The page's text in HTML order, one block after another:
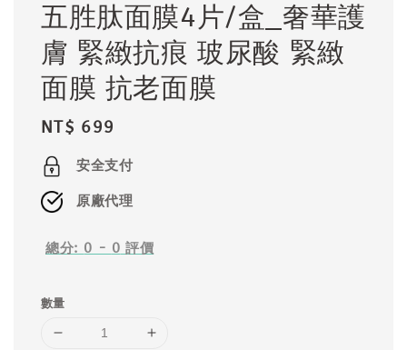
五胜肽面膜4片/盒_奢華護
膚 緊緻抗痕 玻尿酸 緊緻
面膜 抗老面膜
Regular
price
NT$ 699
安全支付
原廠代理
總分: 0 - 0 評價
數量